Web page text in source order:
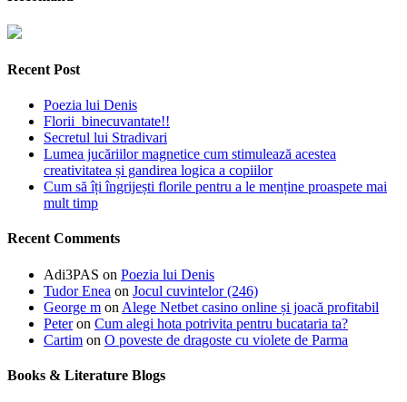
Recent Post
Poezia lui Denis
Florii binecuvantate!!
Secretul lui Stradivari
Lumea jucăriilor magnetice cum stimulează acestea
creativitatea și gandirea logica a copiilor
Cum să îți îngrijești florile pentru a le menține proaspete mai
mult timp
Recent Comments
Adi3PAS on Poezia lui Denis
Tudor Enea on Jocul cuvintelor (246)
George m on Alege Netbet casino online și joacă profitabil
Peteron Cum alegi hota potrivita pentru bucataria ta?
Cartim on O poveste de dragoste cu violete de Parma
Books & Literature Blogs